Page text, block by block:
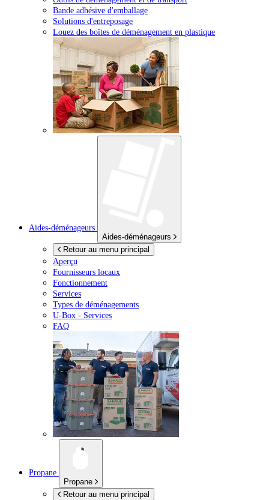
Bande adhésive d'emballage
Solutions d'entreposage
Louez des boîtes de déménagement en plastique
Aides-déménageurs
Aides-déménageurs
Retour au menu principal
Aperçu
Fournisseurs locaux
Fonctionnement
Services
Types de déménagements
U-Box - Services
FAQ
Propane
Propane
Retour au menu principal